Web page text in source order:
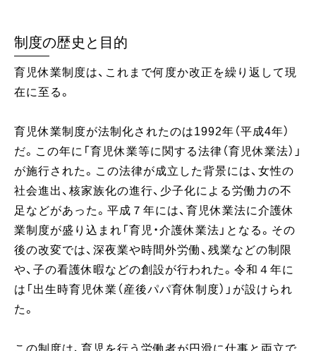
制度の歴史と目的
育児休業制度は、これまで何度か改正を繰り返して現
在に至る。
育児休業制度が法制化されたのは1992年（平成4年）
だ。この年に「育児休業等に関する法律（育児休業法）」
が施行された。この法律が成立した背景には、女性の
社会進出、核家族化の進行、少子化による労働力の不
足などがあった。平成７年には、育児休業法に介護休
業制度が盛り込まれ「育児・介護休業法」となる。その
後の改変では、深夜業や時間外労働、残業などの制限
や、子の看護休暇などの創設が行われた。令和４年に
は「出生時育児休業（産後パパ育休制度）」が設けられ
た。